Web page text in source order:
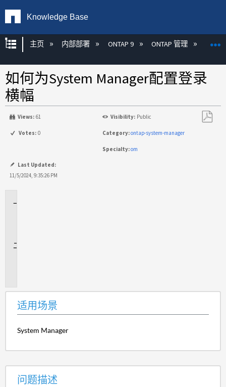
Knowledge Base
扩展/隐缩全局层次
主页 内部部署 ONTAP 9 ONTAP 管理
如何为System Manager配置登录
横幅
Views: 61 Visibility: Public
Votes: 0 Category:ontap-system-manager
Specialty:om
Last Updated:
11/5/2024, 9:35:26 PM
适用场景
System Manager
问题描述